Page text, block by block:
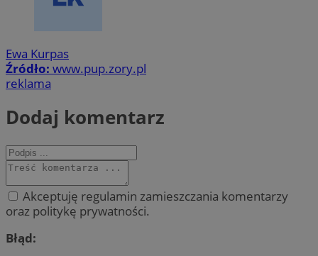
Ewa Kurpas
Źródło: www.pup.zory.pl
reklama
Dodaj komentarz
Akceptuję regulamin zamieszczania komentarzy
oraz politykę prywatności.
Błąd: